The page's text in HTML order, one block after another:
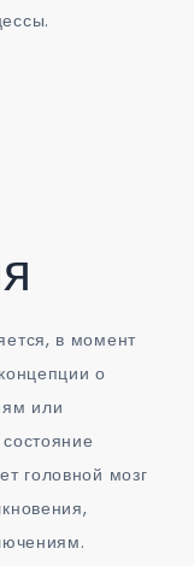
в момент
о
или
головной мозг